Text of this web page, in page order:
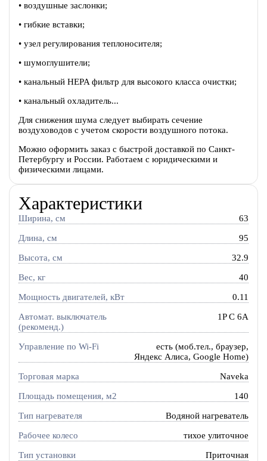
• воздушные заслонки;
• гибкие вставки;
• узел регулирования теплоносителя;
• шумоглушители;
• канальный HEPA фильтр для высокого класса очистки;
• канальный охладитель...
Для снижения шума следует выбирать сечение
воздуховодов с учетом скорости воздушного потока.
Можно оформить заказ с быстрой доставкой по Санкт-
Петербургу и России. Работаем с юридическими и
физическими лицами.
Характеристики
Ширина, см 63
Длина, см 95
Высота, см 32.9
Вес, кг 40
Мощность двигателей, кВт 0.11
Автомат. выключатель
(рекоменд.)
1P C 6A
Управление по Wi-Fi
есть (моб.тел., браузер,
Яндекс Алиса, Google Home)
Торговая марка Naveka
Площадь помещения, м2 140
Тип нагревателя Водяной нагреватель
Рабочее колесо тихое улиточное
Тип установки Приточная